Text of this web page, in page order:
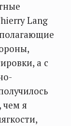
Lang
а с
чем я